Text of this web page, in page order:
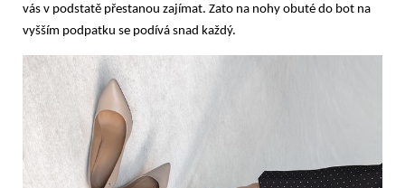
vás v podstatě přestanou zajímat. Zato na nohy obuté do bot na
vyšším podpatku se podívá snad každý.